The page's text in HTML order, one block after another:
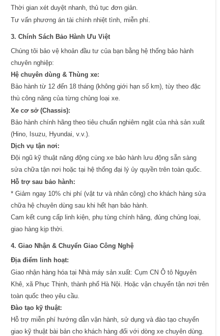
Thời gian xét duyệt nhanh, thủ tục đơn giản.
Tư vấn phương án tài chính nhiệt tình, miễn phí.
3. Chính Sách Bảo Hành Ưu Việt
Chúng tôi bảo vệ khoản đầu tư của bạn bằng hệ thống bảo hành
chuyên nghiệp:
Hệ chuyên dùng & Thùng xe:
Bảo hành từ 12 đến 18 tháng (không giới hạn số km), tùy theo đặc
thù công năng của từng chủng loại xe.
Xe cơ sở (Chassis):
Bảo hành chính hãng theo tiêu chuẩn nghiêm ngặt của nhà sản xuất
(Hino, Isuzu, Hyundai, v.v.).
Dịch vụ tận nơi:
Đội ngũ kỹ thuật năng động cùng xe bảo hành lưu động sẵn sàng
sửa chữa tận nơi hoặc tại hệ thống đại lý ủy quyền trên toàn quốc.
Hỗ trợ sau bảo hành:
* Giảm ngay 10% chi phí (vật tư và nhân công) cho khách hàng sửa
chữa hệ chuyên dùng sau khi hết hạn bảo hành.
Cam kết cung cấp linh kiện, phụ tùng chính hãng, đúng chủng loại,
giao hàng kịp thời.
4. Giao Nhận & Chuyển Giao Công Nghệ
Địa điểm linh hoạt:
Giao nhận hàng hóa tại Nhà máy sản xuất: Cụm CN Ô tô Nguyên
Khê, xã Phục Thịnh, thành phố Hà Nội. Hoặc vận chuyển tận nơi trên
toàn quốc theo yêu cầu.
Đào tạo kỹ thuật:
Hỗ trợ miễn phí hướng dẫn vận hành, sử dụng và đào tạo chuyển
giao kỹ thuật bài bản cho khách hàng đối với dòng xe chuyên dùng.